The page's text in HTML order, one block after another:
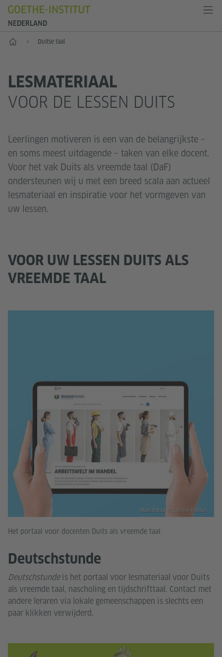
NEDERLAND
Goethe-Institut Niederlande
Duitse taal
LESMATERIAAL
VOOR DE LESSEN DUITS
Leerlingen motiveren is een van de belangrijkste –
en soms meest uitdagende – taken van elke docent.
Voor het vak Duits als vreemde taal (DaF)
ondersteunen wij u met een breed scala aan actueel
lesmateriaal en inspiratie voor het vormgeven van
uw lessen.
VOOR UW LESSEN DUITS ALS
VREEMDE TAAL
Het portaal voor docenten Duits als vreemde taal
Deutschstunde
Deutschstundeis het portaal voor lesmateriaal voor Duits
als vreemde taal, nascholing en tijdschrifttaal. Contact met
andere leraren via lokale gemeenschappen is slechts een
paar klikken verwijderd.
Marc Bibas © Goethe-Institut